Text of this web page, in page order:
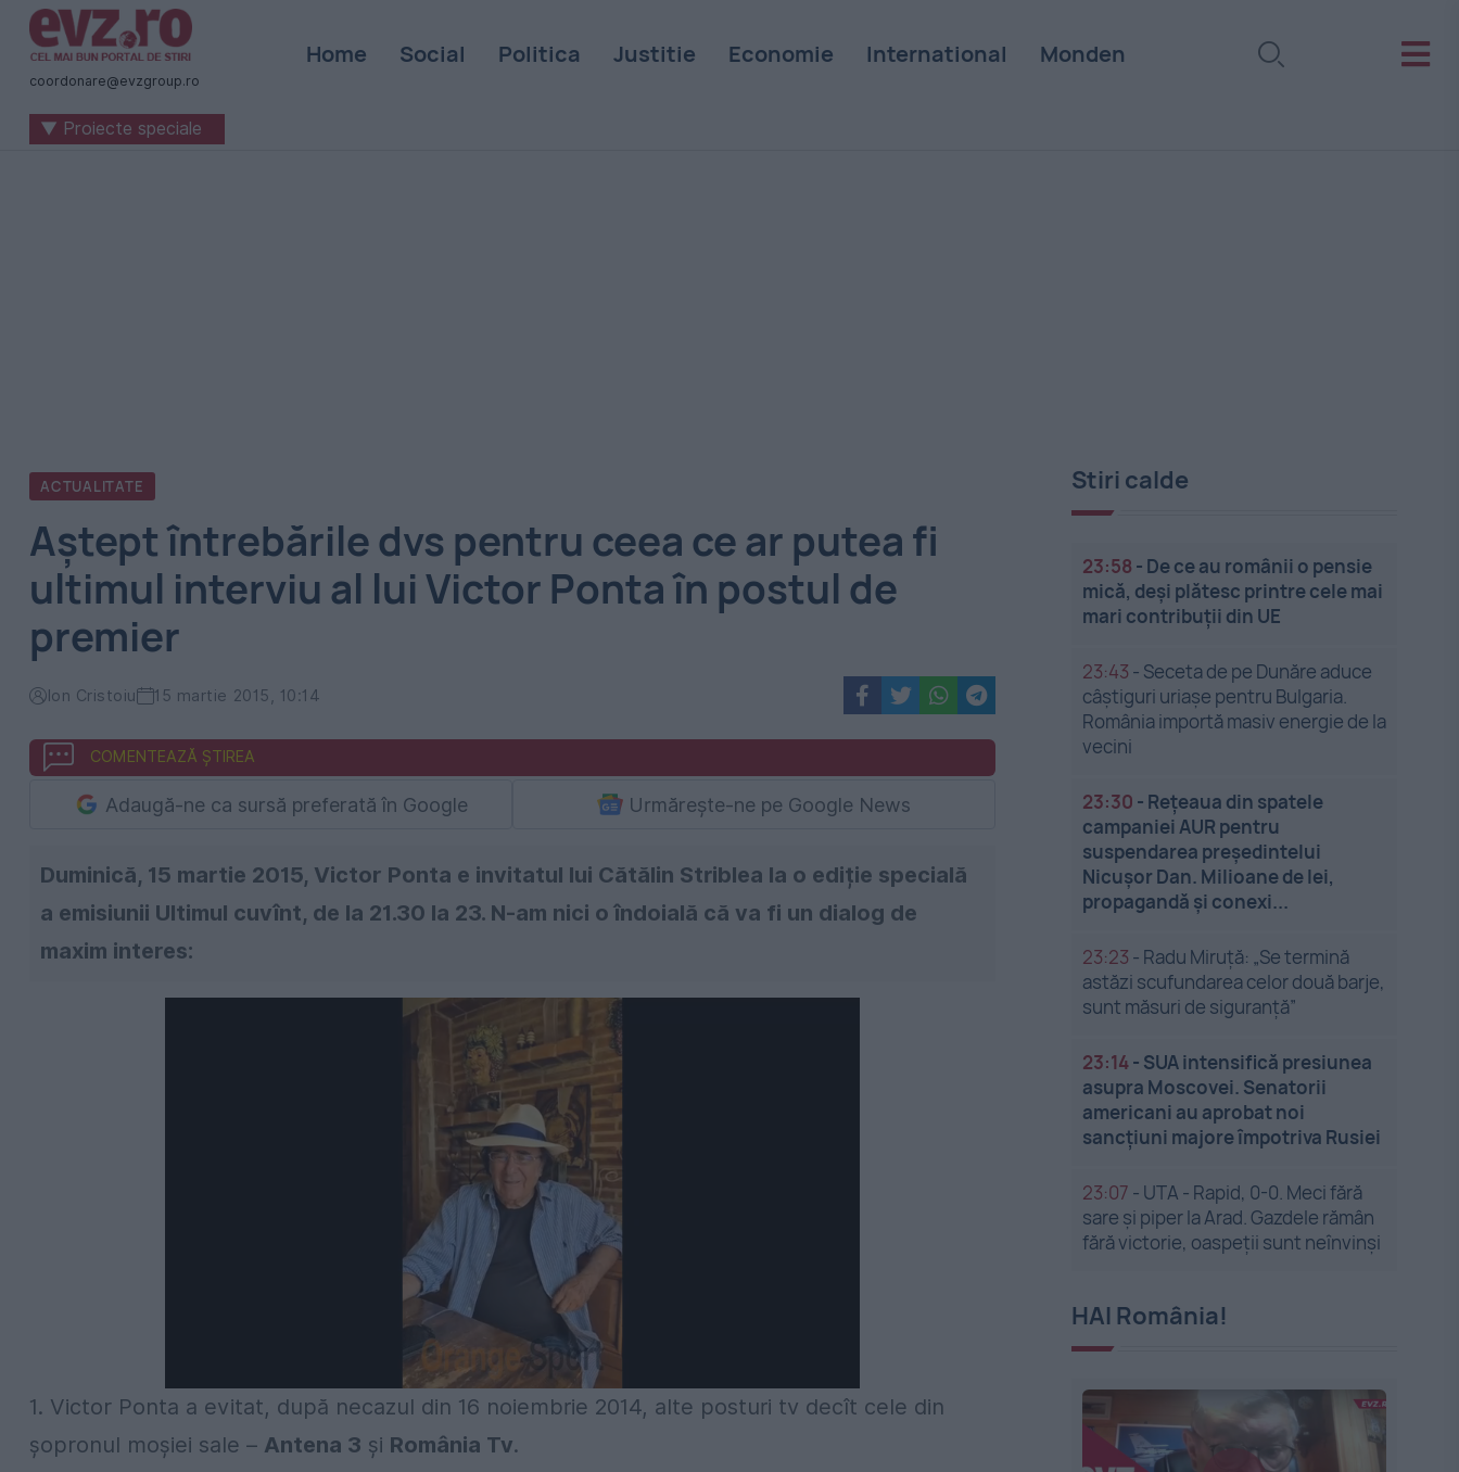
Știri
naționale
internaționale
coordonare@evzgroup.ro
Home Social Politica Justitie Economie International Monden
▼ Proiecte speciale
ACTUALITATE
Aștept întrebările dvs pentru ceea ce ar putea fi
ultimul interviu al lui Victor Ponta în postul de
premier
Ion Cristoiu 15 martie 2015, 10:14
COMENTEAZĂ ȘTIREA
Adaugă-ne ca sursă preferată în Google Urmărește-ne pe Google News
Duminică, 15 martie 2015, Victor Ponta e invitatul lui Cătălin Striblea la o ediție specială
a emisiunii Ultimul cuvînt, de la 21.30 la 23. N-am nici o îndoială că va fi un dialog de
maxim interes:
1. Victor Ponta a evitat, după necazul din 16 noiembrie 2014, alte posturi tv decît cele din
șopronul moșiei sale – Antena 3 și România Tv.
Stiri calde
23:58 - De ce au românii o pensie
mică, deși plătesc printre cele mai
mari contribuții din UE
23:43 - Seceta de pe Dunăre aduce
câștiguri uriașe pentru Bulgaria.
România importă masiv energie de la
vecini
23:30 - Rețeaua din spatele
campaniei AUR pentru
suspendarea președintelui
Nicușor Dan. Milioane de lei,
propagandă și conexi...
23:23 - Radu Miruță: „Se termină
astăzi scufundarea celor două barje,
sunt măsuri de siguranţă”
23:14- SUA intensifică presiunea
asupra Moscovei. Senatorii
americani au aprobat noi
sancțiuni majore împotriva Rusiei
23:07 - UTA - Rapid, 0-0. Meci fără
sare și piper la Arad. Gazdele rămân
fără victorie, oaspeții sunt neînvinși
HAI România!